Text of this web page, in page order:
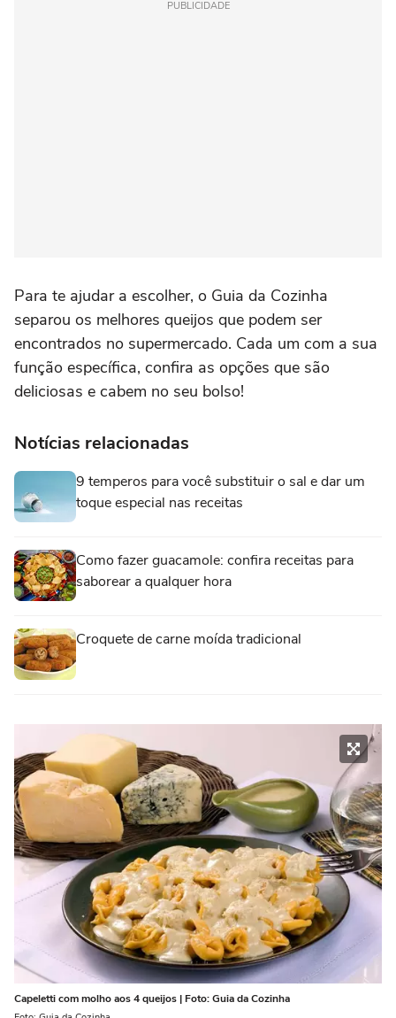
PUBLICIDADE
Para te ajudar a escolher, o Guia da Cozinha
separou os melhores queijos que podem ser
encontrados no supermercado. Cada um com a sua
função específica, confira as opções que são
deliciosas e cabem no seu bolso!
Notícias relacionadas
9 temperos para você substituir o sal e dar um
toque especial nas receitas
Como fazer guacamole: confira receitas para
saborear a qualquer hora
Croquete de carne moída tradicional
Capeletti com molho aos 4 queijos | Foto: Guia da Cozinha